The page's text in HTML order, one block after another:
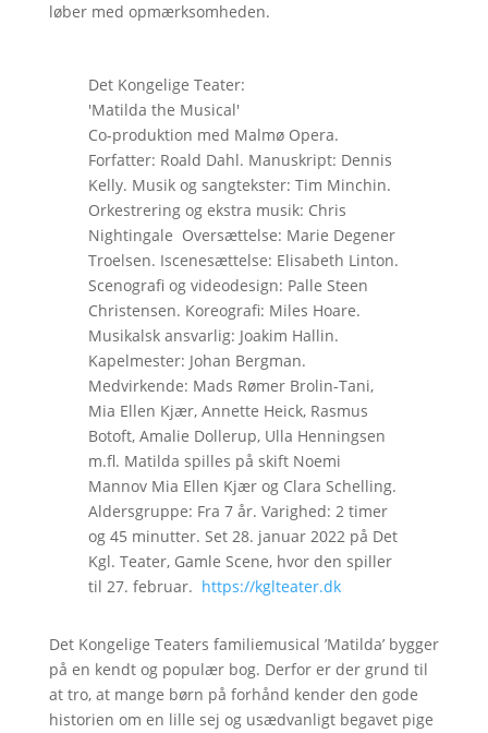
løber med opmærksomheden.
Det Kongelige Teater:
'Matilda the Musical'
Co-produktion med Malmø Opera.
Forfatter: Roald Dahl. Manuskript: Dennis
Kelly. Musik og sangtekster: Tim Minchin.
Orkestrering og ekstra musik: Chris
Nightingale Oversættelse: Marie Degener
Troelsen. Iscenesættelse: Elisabeth Linton.
Scenografi og videodesign: Palle Steen
Christensen. Koreografi: Miles Hoare.
Musikalsk ansvarlig: Joakim Hallin.
Kapelmester: Johan Bergman.
Medvirkende: Mads Rømer Brolin-Tani,
Mia Ellen Kjær, Annette Heick, Rasmus
Botoft, Amalie Dollerup, Ulla Henningsen
m.fl. Matilda spilles på skift Noemi
Mannov Mia Ellen Kjær og Clara Schelling.
Aldersgruppe: Fra 7 år. Varighed: 2 timer
og 45 minutter. Set 28. januar 2022 på Det
Kgl. Teater, Gamle Scene, hvor den spiller
til 27. februar. https://kglteater.dk
Det Kongelige Teaters familiemusical ’Matilda’ bygger
på en kendt og populær bog. Derfor er der grund til
at tro, at mange børn på forhånd kender den gode
historien om en lille sej og usædvanligt begavet pige